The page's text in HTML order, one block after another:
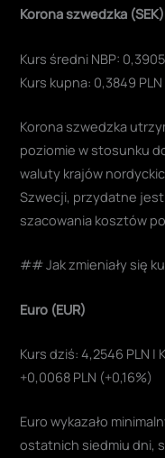
Korona szwedzka (SEK)
Kurs średni NBP:
Kurs kupna: 0,3849
Korona szwedzka
poziomie w stosunku
waluty krajów
Szwecji, przydatne
szacowania kosztów
## Jak zmieniały się
Euro (EUR)
Kurs dziś: 4,2546 PLN |
+0,0068 PLN (+0,16%)
Euro wykazało
ostatnich siedmiu dni,